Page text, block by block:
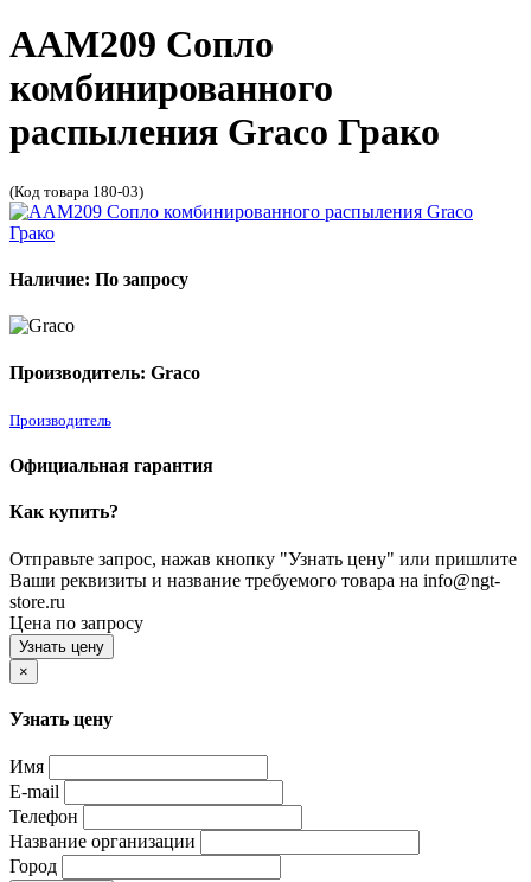
AAM209 Сопло
комбинированного
распыления Graco Грако
(Код товара 180-03)
Наличие: По запросу
Производитель: Graco
Производитель
Официальная гарантия
Как купить?
Отправьте запрос, нажав кнопку "Узнать цену" или пришлите
Ваши реквизиты и название требуемого товара на info@ngt-
store.ru
Цена по запросу
Узнать цену
×
Узнать цену
Имя
E-mail
Телефон
Название организации
Город